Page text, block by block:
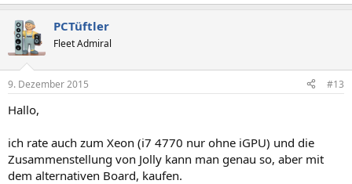
PCTüftler
Fleet Admiral
9. Dezember 2015 #13
Hallo,
ich rate auch zum Xeon (i7 4770 nur ohne iGPU) und die
Zusammenstellung von Jolly kann man genau so, aber mit
dem alternativen Board, kaufen.